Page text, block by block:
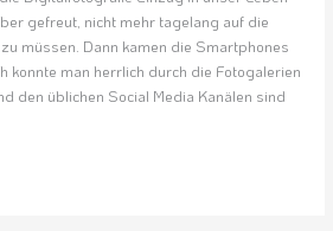
gefreut, nicht mehr tagelang auf die
müssen. Dann kamen die Smartphones
konnte man herrlich durch die Fotogalerien
den üblichen Social Media Kanälen sind